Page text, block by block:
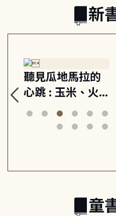
新
聽見瓜地馬拉的
心跳 : 玉米、火
山與信仰, 外交官
筆下的現代馬雅
童